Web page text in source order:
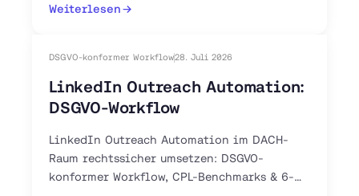
Weiterlesen
DSGVO-konformer Workflow28. Juli 2026
LinkedIn Outreach Automation:
DSGVO-Workflow
LinkedIn Outreach Automation im DACH-
Raum rechtssicher umsetzen: DSGVO-
konformer Workflow, CPL-Benchmarks & 6-